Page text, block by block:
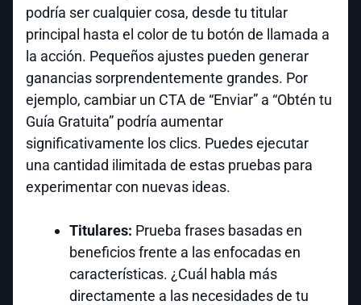
podría ser cualquier cosa, desde tu titular
principal hasta el color de tu botón de llamada a
la acción. Pequeños ajustes pueden generar
ganancias sorprendentemente grandes. Por
ejemplo, cambiar un CTA de “Enviar” a “Obtén tu
Guía Gratuita” podría aumentar
significativamente los clics. Puedes ejecutar
una cantidad ilimitada de estas pruebas para
experimentar con nuevas ideas.
Titulares: Prueba frases basadas en
beneficios frente a las enfocadas en
características. ¿Cuál habla más
directamente a las necesidades de tu